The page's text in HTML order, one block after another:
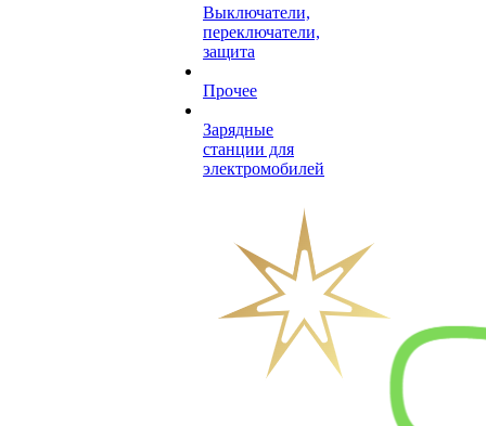
Выключатели,
переключатели,
защита
Прочее
Зарядные
станции для
электромобилей